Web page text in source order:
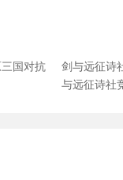
国对抗
剑与远征诗
与远征诗社